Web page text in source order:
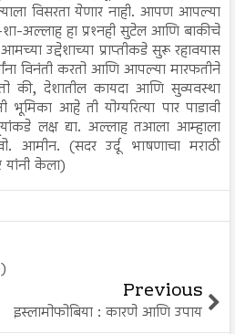
विसरता येणार नाही. आपण आपल्या
शा-अल्लाह हा प्रश्‍नही सुटेल आणि बाकीचे
उद्देशाच्या प्राप्तीकडे सुरू रहावयास
विनंती करतो आणि आपल्या मारफतीने
की, देशातील कायदा आणि सुव्यवस्था
आहे ती योग्यरित्या पार पाडावी
लक्ष द्या. अल्लाह तआला आम्हाला
आमीन. (सदर उर्दू भाषणाचा मराठी
केला)
Previous
इस्लामोफोबिया : कारणे आणि उपाय